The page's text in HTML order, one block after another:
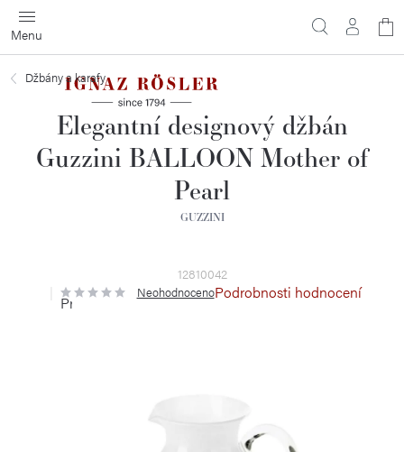
Přejít
na
obsah
Džbány a karafy
Elegantní designový džbán
Guzzini BALLOON Mother of
Pearl
GUZZINI
12810042
Průměrné
hodnocení
NeohodnocenoPodrobnosti hodnocení